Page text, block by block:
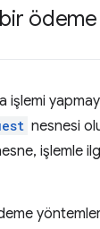
bir
işlemi
nesnesi
işlemle